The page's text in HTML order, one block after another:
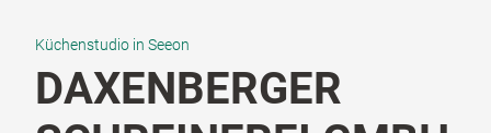
Küchenstudio in Seeon
DAXENBERGER